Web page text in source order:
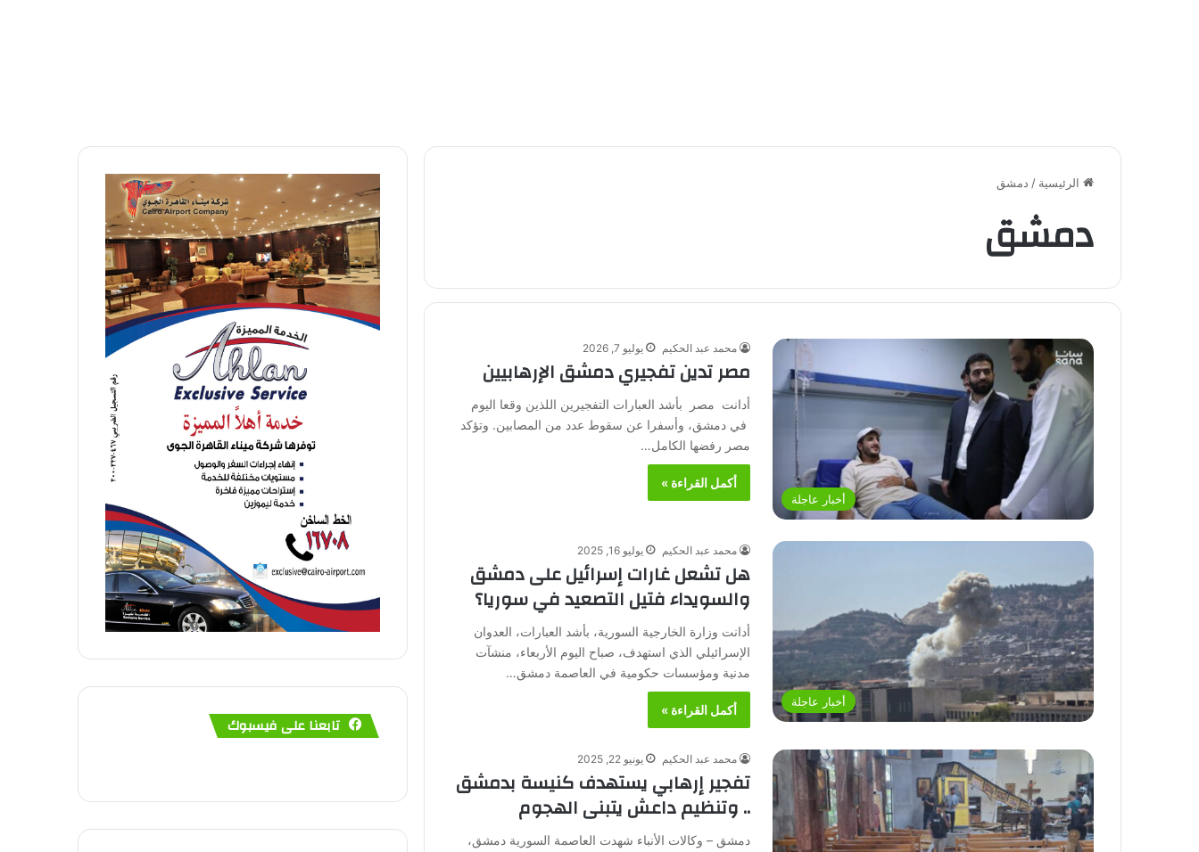
الرئيسية / دمشق
دمشق
أخبار عاجلة
محمد عبد الحكيم يوليو 7, 2026
مصر تدين تفجيري دمشق الإرهابيين
أدانت مصر بأشد العبارات التفجيرين اللذين وقعا اليوم
في دمشق، وأسفرا عن سقوط عدد من المصابين. وتؤكد
مصر رفضها الكامل…
أكمل القراءة »
أخبار عاجلة
محمد عبد الحكيم يوليو 16, 2025
هل تشعل غارات إسرائيل على دمشق
والسويداء فتيل التصعيد في سوريا؟
أدانت وزارة الخارجية السورية، بأشد العبارات، العدوان
الإسرائيلي الذي استهدف، صباح اليوم الأربعاء، منشآت
مدنية ومؤسسات حكومية في العاصمة دمشق…
أكمل القراءة »
محمد عبد الحكيم يونيو 22, 2025
تفجير إرهابي يستهدف كنيسة بدمشق
.. وتنظيم داعش يتبنى الهجوم
دمشق – وكالات الأنباء شهدت العاصمة السورية دمشق،
تابعنا على فيسبوك